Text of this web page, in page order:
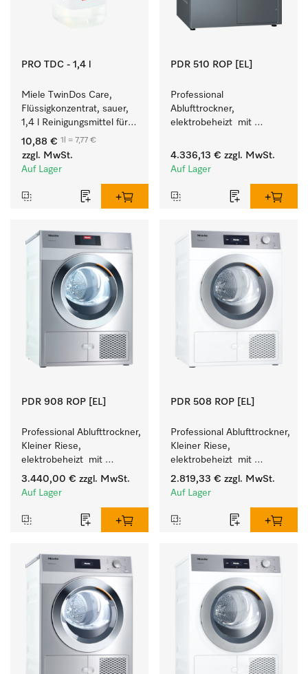
PRO TDC - 1,4 l
Miele TwinDos Care,
Flüssigkonzentrat, sauer,
1,4 l Reinigungsmittel für
das TwinDos-
Dosiersystem.
10,88 € 1l = 7,77 €
zzgl. MwSt.
Auf Lager
PDR 510 ROP [EL]
Professional
Ablufttrockner,
elektrobeheizt  mit
Select ROP für perfekte
Trockenergebnisse.
4.336,13 € zzgl. MwSt.
Auf Lager
PDR 908 ROP [EL]
Professional Ablufttrockner,
Kleiner Riese,
elektrobeheizt  mit
besonders kurzen
Programmlaufzeiten.
3.440,00 € zzgl. MwSt.
Auf Lager
PDR 508 ROP [EL]
Professional Ablufttrockner,
Kleiner Riese,
elektrobeheizt  mit
besonders kurzen
Programmlaufzeiten.
2.819,33 € zzgl. MwSt.
Auf Lager